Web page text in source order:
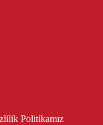
Politikamız